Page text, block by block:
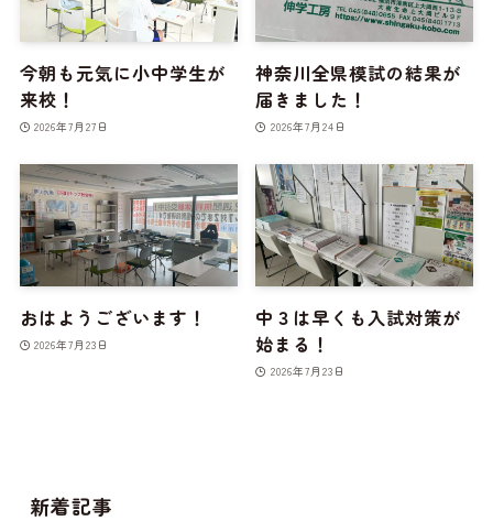
今朝も元気に小中学生が
来校！
2026年7月27日
神奈川全県模試の結果が
届きました！
2026年7月24日
おはようございます！
2026年7月23日
中３は早くも入試対策が
始まる！
2026年7月23日
新着記事